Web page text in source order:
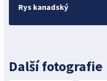
Rys kanadský
Další fotografie